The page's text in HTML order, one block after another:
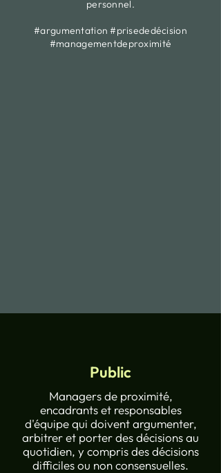
personnel.
#argumentation #prisededécision
#managementdeproximité
Public
Managers de proximité,
encadrants et responsables
d'équipe qui doivent argumenter,
arbitrer et porter des décisions au
quotidien, y compris des décisions
difficiles ou non consensuelles.